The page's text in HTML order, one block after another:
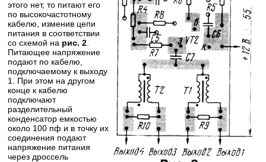
этого нет, то питают его
по высокочастотному
кабелю, изменив цепи
питания в соответствии
со схемой на рис. 2
Питающее напряжение
подают по кабелю,
подключаемому к выходу
1. При этом на другом
конце к кабелю
подключают
разделительный
конденсатор емкостью
около 100 пф и в точку их
соединения подают
напряжение питания
через дроссель